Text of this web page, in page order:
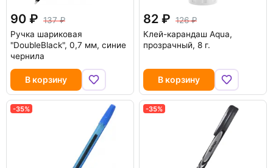
90
137
Ручка шариковая
"DoubleBlack", 0,7 мм, синие
чернила
В корзину
82
126
Клей-карандаш Aqua,
прозрачный, 8 г.
В корзину
-35% -35%